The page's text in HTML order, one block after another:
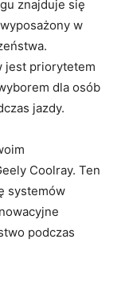
znajduje się‌
w
jest priorytetem
dla osób
jazdy.
‌Coolray. Ten
‌systemów
podczas